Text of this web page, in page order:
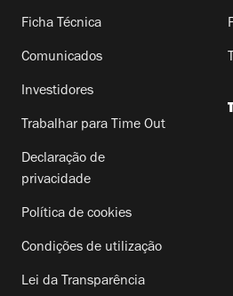
Ficha Técnica
Comunicados
Investidores
Trabalhar para Time Out
Declaração de
privacidade
Política de cookies
Condições de utilização
Lei da Transparência